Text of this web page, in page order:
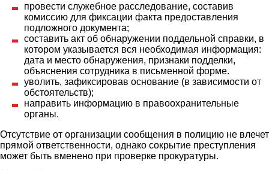
провести служебное расследование, составив
комиссию для фиксации факта предоставления
подложного документа;
составить акт об обнаружении поддельной справки, в
котором указывается вся необходимая информация:
дата и место обнаружения, признаки подделки,
объяснения сотрудника в письменной форме.
уволить, зафиксировав основание (в зависимости от
обстоятельств);
направить информацию в правоохранительные
органы.
Отсутствие от организации сообщения в полицию не влечет
прямой ответственности, однако сокрытие преступления
может быть вменено при проверке прокуратуры.